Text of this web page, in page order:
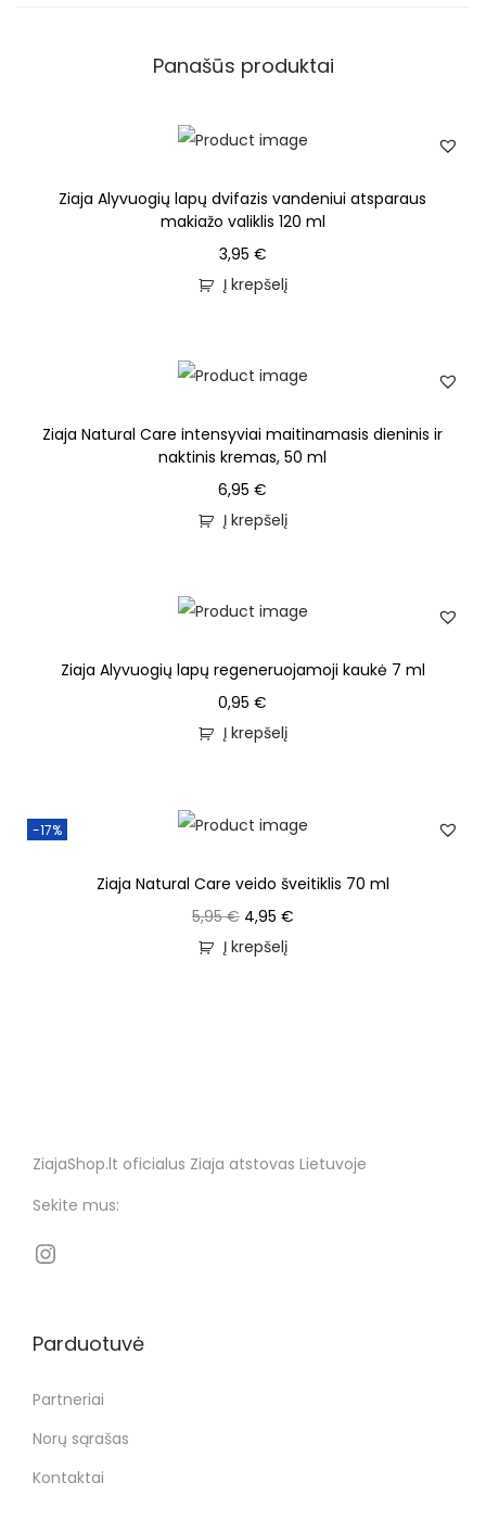
Panašūs produktai
Ziaja Alyvuogių lapų dvifazis vandeniui atsparaus
makiažo valiklis 120 ml
3,95 €
Į krepšelį
Ziaja Natural Care intensyviai maitinamasis dieninis ir
naktinis kremas, 50 ml
6,95€
Į krepšelį
Ziaja Alyvuogių lapų regeneruojamoji kaukė 7 ml
0,95€
Į krepšelį
-17%
Ziaja Natural Care veido šveitiklis 70 ml
5,95€ 4,95 €
Į krepšelį
ZiajaShop.lt oficialus Ziaja atstovas Lietuvoje
Sekite mus:
Parduotuvė
Partneriai
Norų sąrašas
Kontaktai